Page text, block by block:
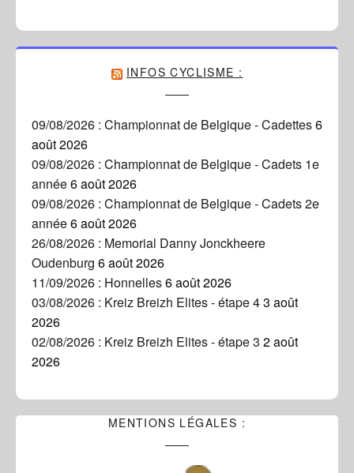
INFOS CYCLISME :
09/08/2026 : Championnat de Belgique - Cadettes 6
août 2026
09/08/2026 : Championnat de Belgique - Cadets 1e
année6 août 2026
09/08/2026 : Championnat de Belgique - Cadets 2e
année6 août 2026
26/08/2026 : Memorial Danny Jonckheere
Oudenburg 6 août 2026
11/09/2026 : Honnelles 6 août 2026
03/08/2026 : Kreiz Breizh Elites - étape 4 3 août
2026
02/08/2026 : Kreiz Breizh Elites - étape 3 2 août
2026
MENTIONS LÉGALES :